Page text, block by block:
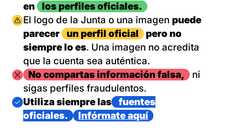
en
los perfiles oficiales.
Imagen
El logo de la Junta o una imagen puede
parecer
un perfil oficial
pero no
siempre lo es. Una imagen no acredita
que la cuenta sea auténtica.
ImagenNo compartas información falsa,
ni
sigas perfiles fraudulentos.
Imagen
Utiliza siempre las
fuentes
oficiales.
Infórmate aquí